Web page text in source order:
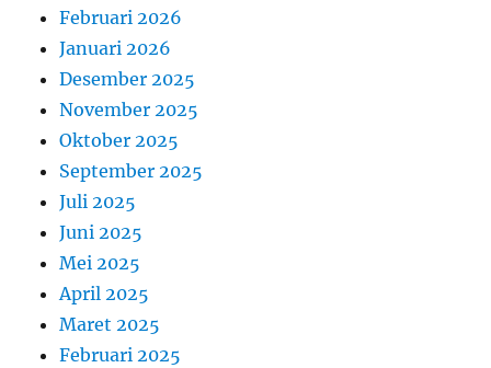
Februari 2026
Januari 2026
Desember 2025
November 2025
Oktober 2025
September 2025
Juli 2025
Juni 2025
Mei 2025
April 2025
Maret 2025
Februari 2025